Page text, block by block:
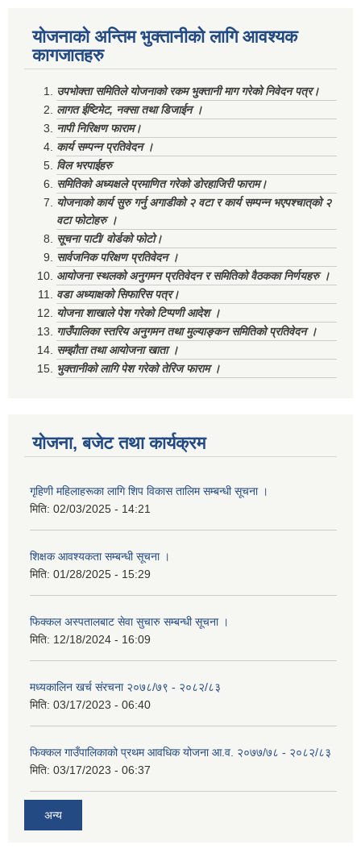
योजनाको अन्तिम भुक्तानीको लागि आवश्यक
कागजातहरु
उपभोक्ता समितिले योजनाको रकम भुक्तानी माग गरेको निवेदन पत्र।
लागत ईष्टिमेट, नक्सा तथा डिजाईन ।
नापी निरिक्षण फाराम।
कार्य सम्पन्न प्रतिवेदन ।
विल भरपाईहरु
समितिको अध्यक्षले प्रमाणित गरेको डोरहाजिरी फाराम।
योजनाको कार्य सुरु गर्नु अगाडीको २ वटा र कार्य सम्पन्न भएपश्चात्‌को २
वटा फोटोहरु ।
सूचना पाटी/ वोर्डको फोटो।
सार्वजनिक परिक्षण प्रतिवेदन ।
आयोजना स्थलको अनुगमन प्रतिवेदन र समितिको वैठकका निर्णयहरु ।
वडा अध्याक्षको सिफारिस पत्र।
योजना शाखाले पेश गरेको टिप्पणी आदेश ।
गाउँपालिका स्तरिय अनुगमन तथा मुल्याङ्कन समितिको प्रतिवेदन ।
सम्झौता तथा आयोजना खाता ।
भुक्तानीको लागि पेश गरेको तेरिज फाराम ।
योजना, बजेट तथा कार्यक्रम
गृहिणी महिलाहरूका लागि शिप विकास तालिम सम्बन्धी सूचना ‌।
मिति: 02/03/2025 - 14:21
शिक्षक आवश्यकता सम्बन्धी सूचना ।
मिति: 01/28/2025 - 15:29
फिक्कल अस्पतालबाट सेवा सुचारु सम्बन्धी सूचना ।
मिति: 12/18/2024 - 16:09
मध्यकालिन खर्च संरचना २०७८/७९ - २०८२/८३
मिति: 03/17/2023 - 06:40
फिक्कल गाउँपालिकाको प्रथम आवधिक योजना आ.व. २०७७/७८ - २०८२/८३
मिति: 03/17/2023 - 06:37
अन्य